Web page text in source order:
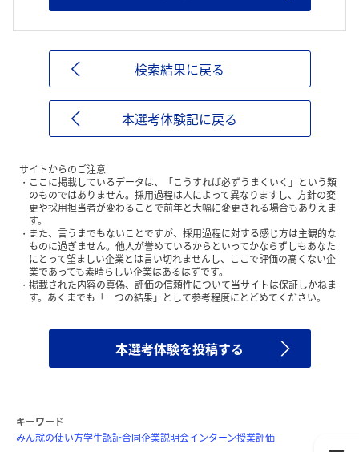
検索結果に戻る
本選考体験記に戻る
サイトからのご注意
ここに掲載しているデータは、「こうすれば必ずうまくいく」という類
のものではありません。採用過程は人によって異なりますし、方針の変
更や採用担当者が変わることで前年と大幅に変更される場合もありえま
す。
また、言うまでもないことですが、採用過程に対する感じ方は主観的な
ものに過ぎません。他人が誉めているからといってかならずしもあなた
にとって望ましい企業とは言い切れませんし、ここで評価の高くない企
業であっても素晴らしい企業はあるはずです。
掲載された内容の真偽、評価の信頼性について当サイトは保証しかねま
す。あくまでも「一つの結果」として参考程度にとどめてください。
本選考体験を投稿する
キーワード
みん就の使い方学生認証合同企業説明会インターン授業評価